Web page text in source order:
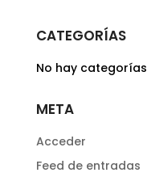
CATEGORÍAS
No hay categorías
META
Acceder
Feed de entradas